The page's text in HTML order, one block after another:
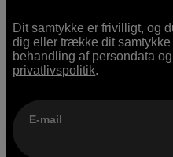
Dit samtykke er frivilligt, og
dig eller trække dit
behandling af persondata
privatlivspolitik.
E-mail